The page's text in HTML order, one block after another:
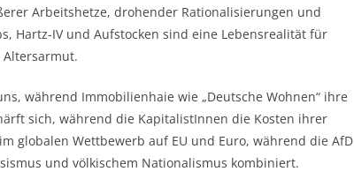
Arbeitshetze, drohender Rationalisierungen und
Hartz-IV und Aufstocken sind eine Lebensrealität für
während Immobilienhaie wie „Deutsche Wohnen“ ihre
sich, während die KapitalistInnen die Kosten ihrer
globalen Wettbewerb auf EU und Euro, während die AfD
und völkischem Nationalismus kombiniert.